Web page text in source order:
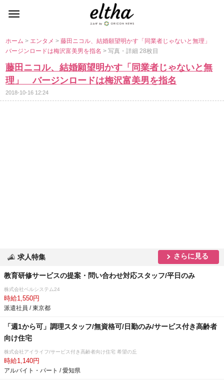
ホーム> エンタメ>藤田ニコル、結婚願望明かす「同業者じゃないと無理」
バージンロードは梅沢富美男を指名> 写真・詳細 28枚目
藤田ニコル、結婚願望明かす「同業者じゃないと無
理」 バージンロードは梅沢富美男を指名
2018-10-16 12:24
求人特集 さらに見る
教育研修サービスの提案・問い合わせ対応スタッフ/平日のみ
株式会社ベルシステム24
時給1,550円
派遣社員 / 東京都
「週1から可」調理スタッフ/無資格可/日勤のみ/サービス付き高齢者
向け住宅
株式会社アイライフ/サービス付き高齢者向け住宅 希望の丘
時給1,140円
アルバイト・パート / 愛知県